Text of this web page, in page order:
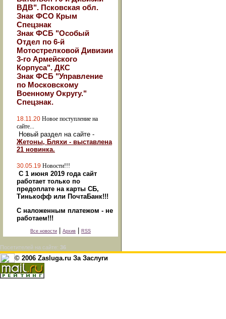
ВДВ". Псковская обл.
Знак ФСО Крым
Спецзнак
Знак ФСБ "Особый
Отдел по 6-й
Мотострелковой Дивизии
3-го Армейского
Корпуса". ДКС
Знак ФСБ "Управление
по Московскому
Военному Округу."
Спецзнак.
18.11.20 Новое поступление на
сайте...
Новый раздел на сайте -
Жетоны, Бляхи - выставлена
21 новинка.
30.05.19 Новости!!!
С 1 июня 2019 года сайт
работает только по
предоплате на карты СБ,
Тинькофф или ПочтаБанк!!!
С наложенным платежом - не
работаем!!!
Все новости Архив RSS
Посетителей на сайте: 36
© 2006 Zasluga.ru За Заслуги